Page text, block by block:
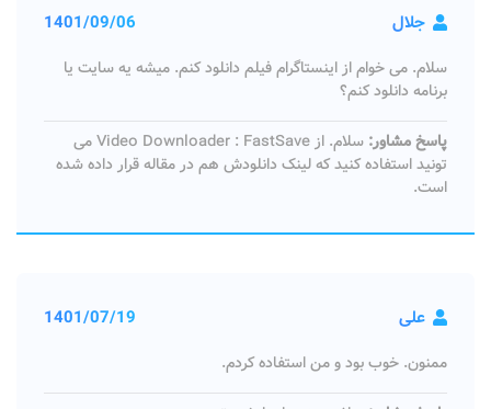
جلال 1401/09/06
سلام. می خوام از اینستاگرام فیلم دانلود کنم. میشه یه سایت یا
برنامه دانلود کنم؟
پاسخ مشاور:
سلام. از Video Downloader : FastSave می
تونید استفاده کنید که لینک دانلودش هم در مقاله قرار داده شده
است.
علی 1401/07/19
ممنون. خوب بود و من استفاده کردم.